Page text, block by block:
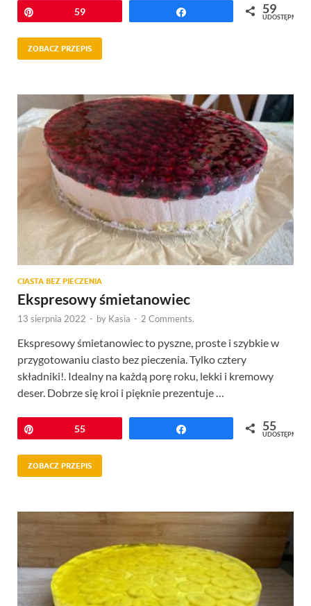
Przypnij59 59
UDOSTĘPNIEŃ
ZOBACZ PRZEPIS
CIASTA BEZ PIECZENIA
Ekspresowy śmietanowiec
13 sierpnia 2022 - by Kasia - 2 Comments.
Ekspresowy śmietanowiec to pyszne, proste i szybkie w
przygotowaniu ciasto bez pieczenia. Tylko cztery
składniki!. Idealny na każdą porę roku, lekki i kremowy
deser. Dobrze się kroi i pięknie prezentuje …
Przypnij55 55
UDOSTĘPNIEŃ
ZOBACZ PRZEPIS